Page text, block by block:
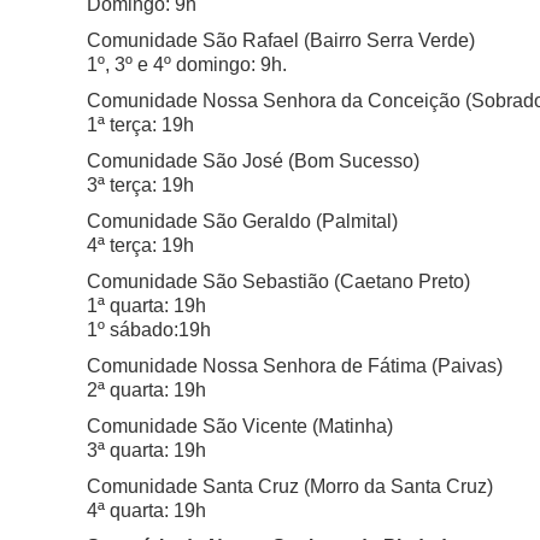
Domingo: 9h
Comunidade São Rafael (Bairro Serra Verde)
1º, 3º e 4º domingo: 9h.
Comunidade Nossa Senhora da Conceição (
1ª terça: 19h
Comunidade São José (Bom Sucesso)
3ª terça: 19h
Comunidade São Geraldo (Palmital)
4ª terça: 19h
Comunidade São Sebastião (Caetano Preto)
1ª quarta: 19h
1º sábado:19h
Comunidade Nossa Senhora de Fátima (Paivas)
2ª quarta: 19h
Comunidade São Vicente (Matinha)
3ª quarta: 19h
Comunidade Santa Cruz (Morro da Santa Cruz)
4ª quarta: 19h